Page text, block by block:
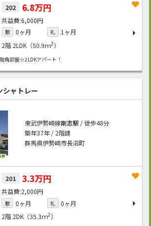
202 6.8万円
6,000円
敷 0ヶ月 礼
1ヶ月
2階 2LDK（50.9ｍ2）
部屋☆2LDKアパート！
シャトレー
東武伊勢崎線剛志駅/ 徒歩48分
築年37年 / 2階建
群馬県伊勢崎市長沼町
201 3.3万円
2,000円
敷 0ヶ月 礼
0ヶ月
2階 2DK（35.3ｍ2）